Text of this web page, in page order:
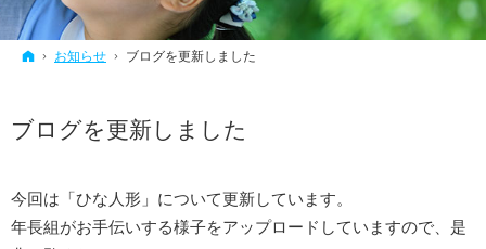
ホーム
お知らせ ブログを更新しました
ブログを更新しました
今回は「ひな人形」について更新しています。
年長組がお手伝いする様子をアップロードしていますので、是